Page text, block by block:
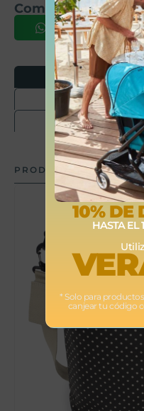
Comparte este
PRODUCTOS
10% DE
HASTA EL
* Solo para
canjear tu código